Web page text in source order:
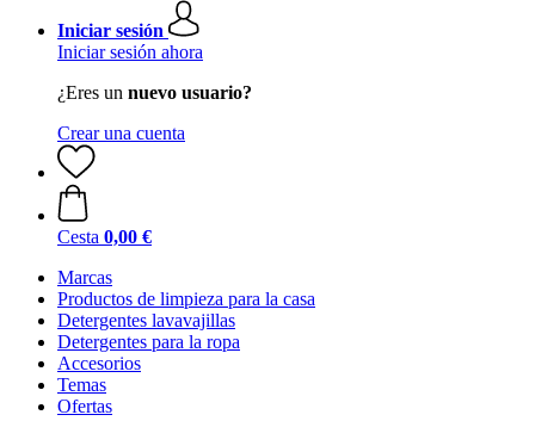
Iniciar sesión
Iniciar sesión ahora
¿Eres un nuevo usuario?
Crear una cuenta
Cesta 0,00 €
Marcas
Productos de limpieza para la casa
Detergentes lavavajillas
Detergentes para la ropa
Accesorios
Temas
Ofertas